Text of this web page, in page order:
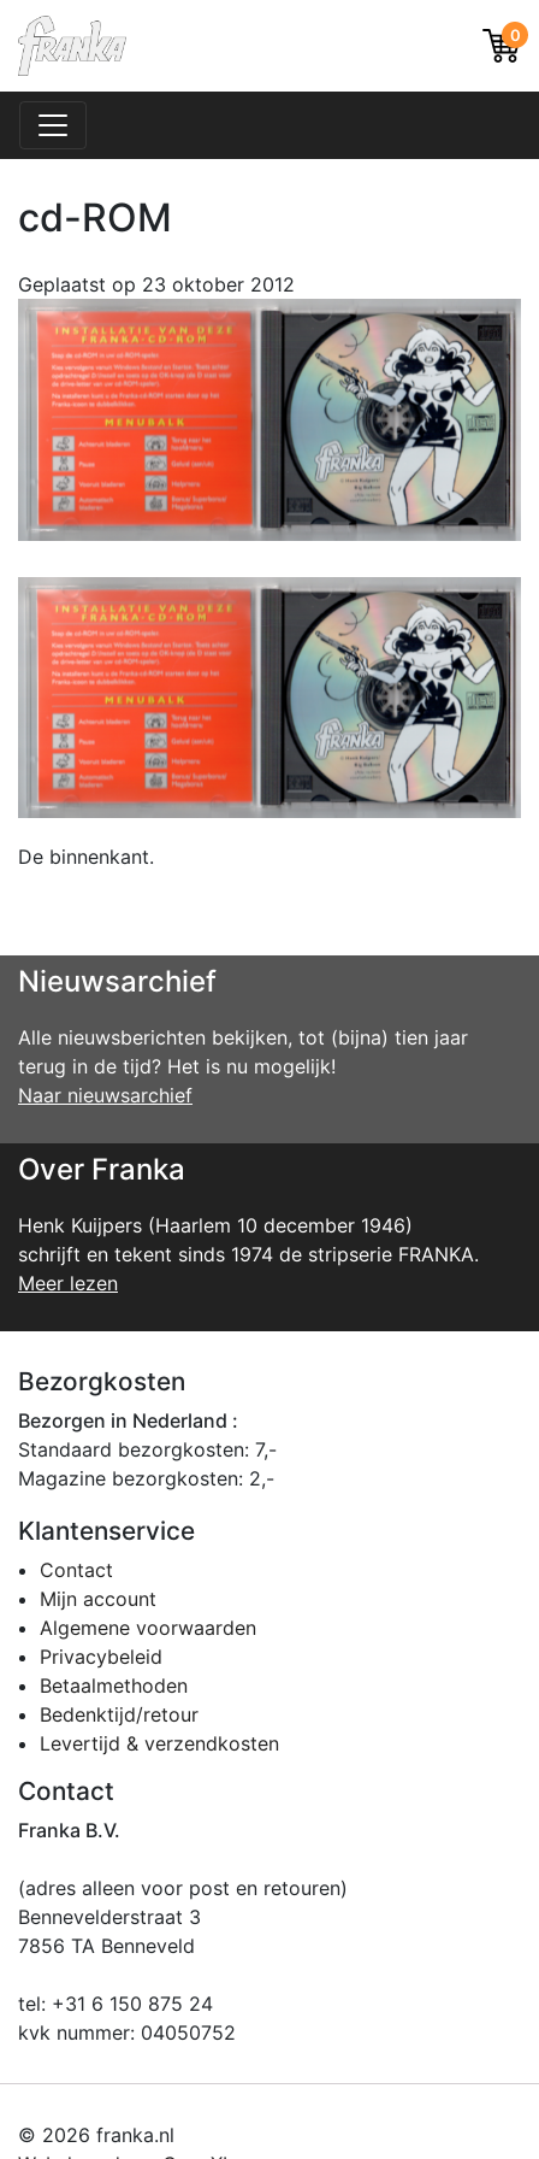
0
cd-ROM
Geplaatst op 23 oktober 2012
De binnenkant.
Nieuwsarchief
Alle nieuwsberichten bekijken, tot (bijna) tien jaar
terug in de tijd? Het is nu mogelijk!
Naar nieuwsarchief
Over Franka
Henk Kuijpers (Haarlem 10 december 1946)
schrijft en tekent sinds 1974 de stripserie FRANKA.
Meer lezen
Bezorgkosten
Bezorgen in Nederland :
Standaard bezorgkosten: 7,-
Magazine bezorgkosten: 2,-
Klantenservice
Contact
Mijn account
Algemene voorwaarden
Privacybeleid
Betaalmethoden
Bedenktijd/retour
Levertijd & verzendkosten
Contact
Franka B.V.
(adres alleen voor post en retouren)
Bennevelderstraat 3
7856 TA Benneveld
tel: +31 6 150 875 24
kvk nummer: 04050752
© 2026 franka.nl